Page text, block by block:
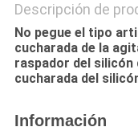
Descripción de
No pegue el tipo
cucharada de la
raspador del silicón
cucharada del
Información